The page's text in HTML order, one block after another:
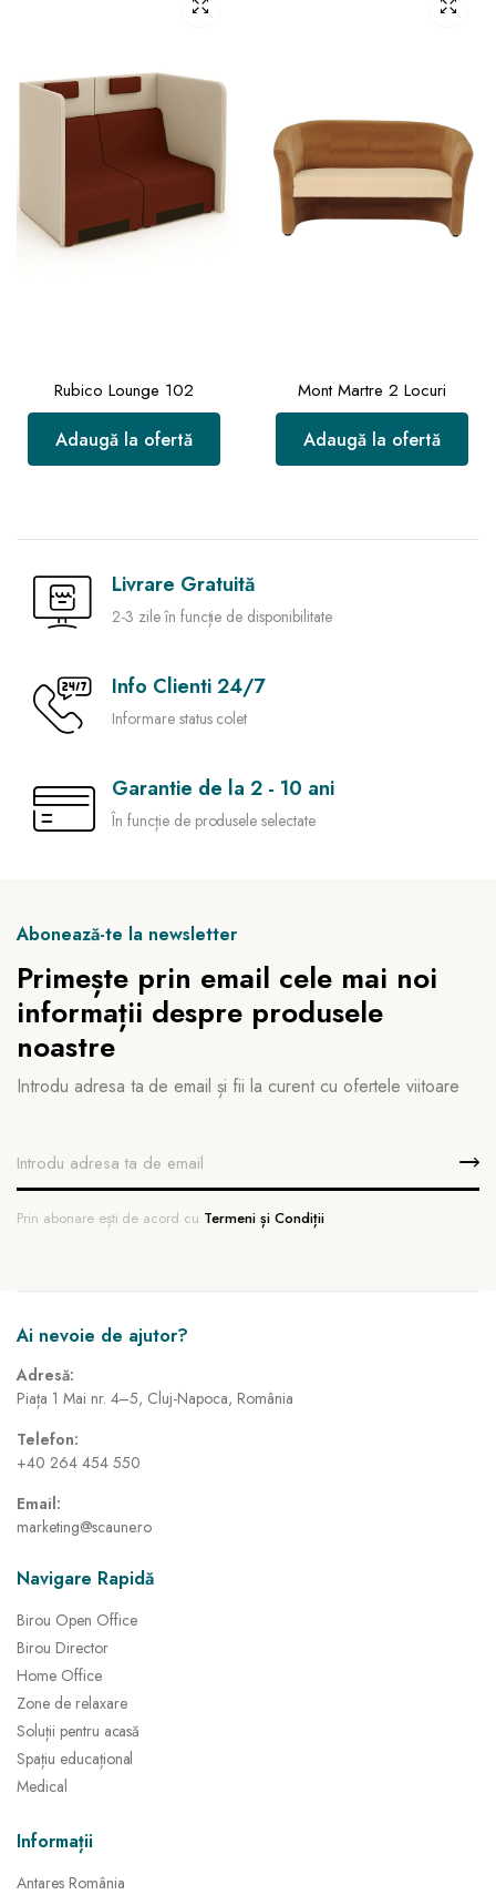
Rubico Lounge 102
Adaugă la ofertă
Mont Martre 2 Locuri
Adaugă la ofertă
Livrare Gratuită
2-3 zile în funcție de disponibilitate
Info Clienti 24/7
Informare status colet
Garantie de la 2 - 10 ani
În funcție de produsele selectate
Abonează-te la newsletter
Primește prin email cele mai noi
informații despre produsele
noastre
Introdu adresa ta de email și fii la curent cu ofertele viitoare
Prin abonare ești de acord cu Termeni și Condiții
Ai nevoie de ajutor?
Adresă:
Piața 1 Mai nr. 4–5, Cluj-Napoca, România
Telefon:
+40 264 454 550
Email:
marketing@scaune.ro
Navigare Rapidă
Birou Open Office
Birou Director
Home Office
Zone de relaxare
Soluții pentru acasă
Spațiu educațional
Medical
Informații
Antares România